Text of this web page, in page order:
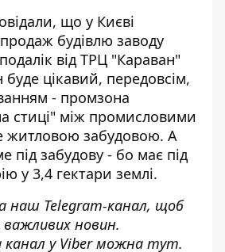
що у Києві
будівлю заводу
від ТРЦ "Караван"
буде цікавий, передовсім,
- промзона
стиці" між промисловими
житловою забудовою. А
під забудову - бо має під
у 3,4 гектари землі.
наш Telegram-канал, щоб
новин.
канал у Viber можна тут.